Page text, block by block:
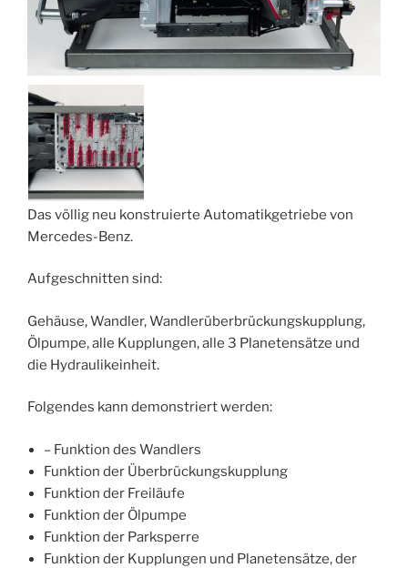
Das völlig neu konstruierte Automatikgetriebe von
Mercedes-Benz.
Aufgeschnitten sind:
Gehäuse, Wandler, Wandlerüberbrückungskupplung,
Ölpumpe, alle Kupplungen, alle 3 Planetensätze und
die Hydraulikeinheit.
Folgendes kann demonstriert werden:
– Funktion des Wandlers
Funktion der Überbrückungskupplung
Funktion der Freiläufe
Funktion der Ölpumpe
Funktion der Parksperre
Funktion der Kupplungen und Planetensätze, der